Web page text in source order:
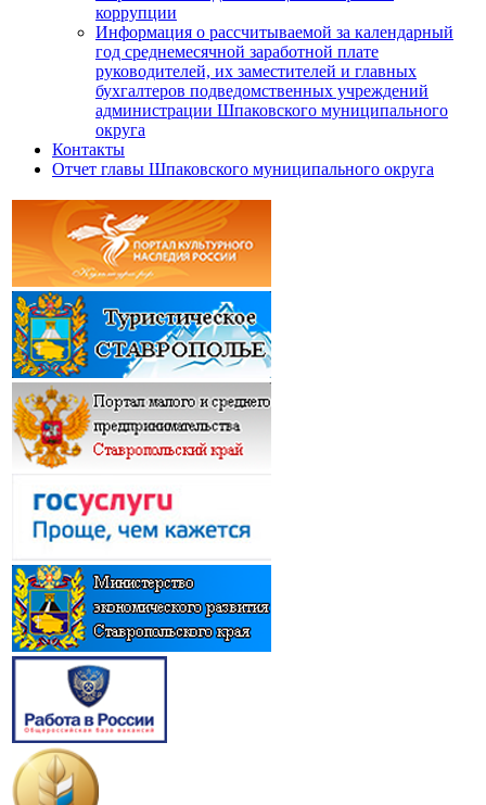
коррупции
Информация о рассчитываемой за календарный
год среднемесячной заработной плате
руководителей, их заместителей и главных
бухгалтеров подведомственных учреждений
администрации Шпаковского муниципального
округа
Контакты
Отчет главы Шпаковского муниципального округа